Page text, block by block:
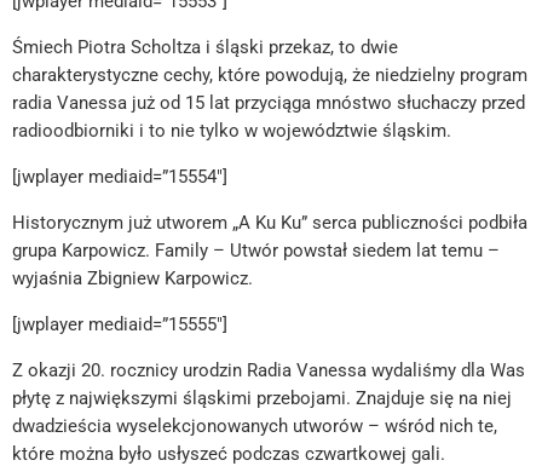
Śmiech Piotra Scholtza i śląski przekaz, to dwie
charakterystyczne cechy, które powodują, że niedzielny program
radia Vanessa już od 15 lat przyciąga mnóstwo słuchaczy przed
radioodbiorniki i to nie tylko w województwie śląskim.
[jwplayer mediaid=”15554″]
Historycznym już utworem „A Ku Ku” serca publiczności podbiła
grupa Karpowicz. Family – Utwór powstał siedem lat temu –
wyjaśnia Zbigniew Karpowicz.
[jwplayer mediaid=”15555″]
Z okazji 20. rocznicy urodzin Radia Vanessa wydaliśmy dla Was
płytę z największymi śląskimi przebojami. Znajduje się na niej
dwadzieścia wyselekcjonowanych utworów – wśród nich te,
które można było usłyszeć podczas czwartkowej gali.